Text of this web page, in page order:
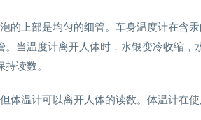
的上部是均匀的细管。车身温度计在含
当温度计离开人体时，水银变冷收缩，
读数。
体温计可以离开人体的读数。体温计在